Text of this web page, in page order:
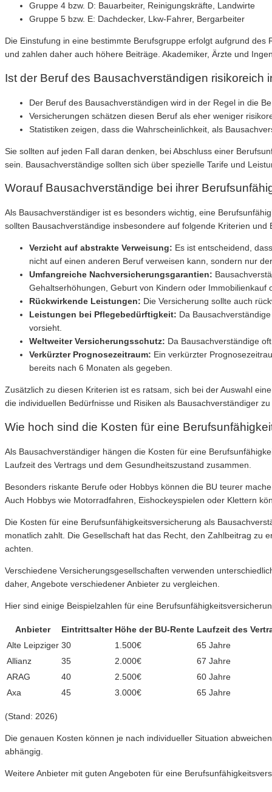
Gruppe 4 bzw. D: Bauarbeiter, Reinigungskräfte, Landwirte
Gruppe 5 bzw. E: Dachdecker, Lkw-Fahrer, Bergarbeiter
Die Einstufung in eine bestimmte Berufsgruppe erfolgt aufgrund
und zahlen daher auch höhere Beiträge. Akademiker, Ärzte und
Ist der Beruf des Bausachverständigen risikoreich
Der Beruf des Bausachverständigen wird in der Regel in die
Versicherungen schätzen diesen Beruf als eher weniger
Statistiken zeigen, dass die Wahrscheinlichkeit, als
Sie sollten auf jeden Fall daran denken, bei Abschluss einer
sein. Bausachverständige sollten sich über spezielle Tarife und
Worauf Bausachverständige bei ihrer
Als Bausachverständiger ist es besonders wichtig, eine
sollten Bausachverständige insbesondere auf folgende Kriterien und
Verzicht auf abstrakte Verweisung: Es ist entscheidend,
nicht auf einen anderen Beruf verweisen kann, sondern nur
Umfangreiche Nachversicherungsgarantien:
Gehaltserhöhungen, Geburt von Kindern oder
Rückwirkende Leistungen: Die Versicherung sollte auch
Leistungen bei Pflegebedürftigkeit: Da
vorsieht.
Weltweiter Versicherungsschutz: Da Bausachverständige
Verkürzter Prognosezeitraum: Ein verkürzter
bereits nach 6 Monaten als gegeben.
Zusätzlich zu diesen Kriterien ist es ratsam, sich bei der Auswahl
die individuellen Bedürfnisse und Risiken als Bausachverständiger
Wie hoch sind die Kosten für eine
Als Bausachverständiger hängen die Kosten für eine
Laufzeit des Vertrags und dem Gesundheitszustand zusammen.
Besonders riskante Berufe oder Hobbys können die BU teurer
Auch Hobbys wie Motorradfahren, Eishockeyspielen oder Klettern
Die Kosten für eine Berufsunfähigkeitsversicherung als
monatlich zahlt. Die Gesellschaft hat das Recht, den Zahlbeitrag zu
achten.
Verschiedene Versicherungsgesellschaften verwenden
daher, Angebote verschiedener Anbieter zu vergleichen.
Hier sind einige Beispielzahlen für eine
Anbieter Eintrittsalter Höhe der BU-Rente Laufzeit des
Alte Leipziger 30 1.500€
65 Jahre
Allianz
35 2.000€
67 Jahre
ARAG
40 2.500€
60 Jahre
Axa
45 3.000€ 65 Jahre
(Stand: 2026)
Die genauen Kosten können je nach individueller Situation
abhängig.
Weitere Anbieter mit guten Angeboten für eine